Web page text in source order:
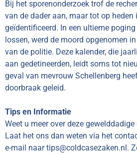
Bij het sporenonderzoek trof de
van de dader aan, maar tot op heden
geïdentificeerd. In een ultieme
lossen, werd de moord opgenomen
van de politie. Deze kalender, die
aan gedetineerden, leidt soms tot
geval van mevrouw Schellenberg
doorbraak geleid.
Tips en Informatie
Weet u meer over deze
Laat het ons dan weten via het
e-mail naar tips@coldcasezaken.nl.